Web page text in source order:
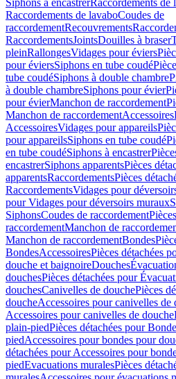
Siphons à encastrerRaccordements de
Raccordements de lavaboCoudes de
raccordementRecouvrements
RaccordementsJointsDouilles à braser
pleinRallongesVidages pour éviers
pour éviersSiphons en tube coudé
tube coudéSiphons à double chambre
à double chambreSiphons pour évier
pour évierManchon de raccordement
Manchon de raccordementAccessoires
AccessoiresVidages pour appareils
pour appareilsSiphons en tube coudé
en tube coudéSiphons à encastrer
encastrerSiphons apparentsPièces
apparentsRaccordementsPièces
RaccordementsVidages pour
pour Vidages pour déversoirs muraux
SiphonsCoudes de raccordement
raccordementManchon de
Manchon de raccordementBondes
BondesAccessoiresPièces détachées
douche et baignoireDouches
douchesPièces détachées pour
douchesCanivelles de douchePièces
doucheAccessoires pour canivelles de
Accessoires pour canivelles de douche
plain-piedPièces détachées pour
piedAccessoires pour bondes pour
détachées pour Accessoires pour
piedEvacuations muralesPièces